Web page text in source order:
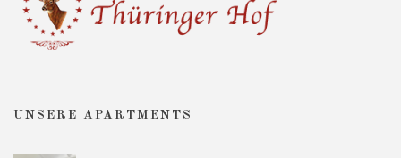
UNSERE APARTMENTS